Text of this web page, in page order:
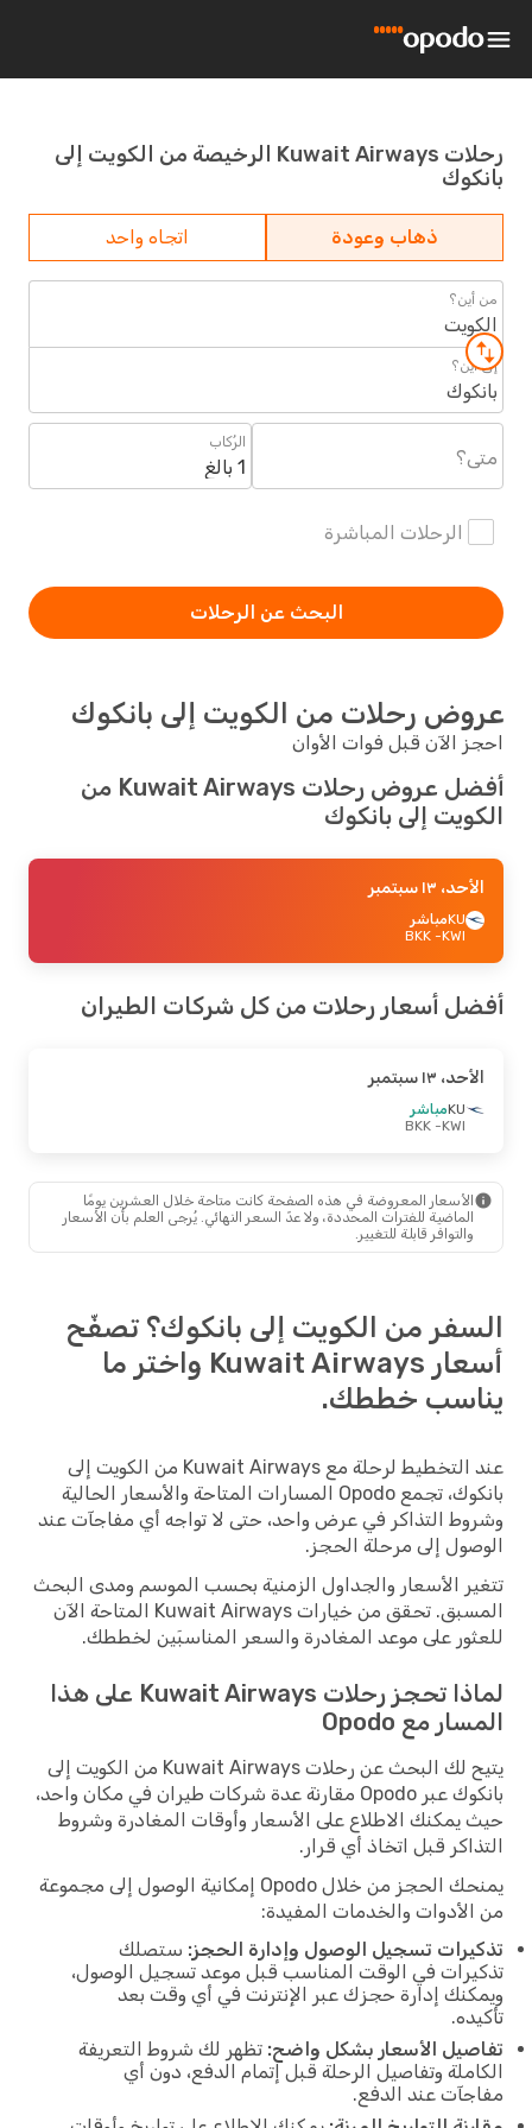
رحلات Kuwait Airways الرخيصة من الكويت إلى
بانكوك
ذهاب وعودة اتجاه واحد
من أين؟
الكويت
إلى أين؟
بانكوك
متى؟
الرُكاب
1 بالغ
الرحلات المباشرة
البحث عن الرحلات
عروض رحلات من الكويت إلى بانكوك
احجز الآن قبل فوات الأوان
أفضل عروض رحلات Kuwait Airways من
الكويت إلى بانكوك
الأحد، ١٣ سبتمبر
KUمباشر
KWI
- BKK
أفضل أسعار رحلات من كل شركات الطيران
الأحد، ١٣ سبتمبر
KUمباشر
KWI
- BKK
الأسعار المعروضة في هذه الصفحة كانت متاحة خلال العشرين يومًا
الماضية للفترات المحددة، ولا عدّ السعر النهائي. يُرجى العلم بأن الأسعار
والتوافر قابلة للتغيير.
السفر من الكويت إلى بانكوك؟ تصفّح
أسعار Kuwait Airways واختر ما
يناسب خططك.
عند التخطيط لرحلة مع Kuwait Airways من الكويت إلى
بانكوك، تجمع Opodo المسارات المتاحة والأسعار الحالية
وشروط التذاكر في عرض واحد، حتى لا تواجه أي مفاجآت عند
الوصول إلى مرحلة الحجز.
تتغير الأسعار والجداول الزمنية بحسب الموسم ومدى البحث
المسبق. تحقق من خيارات Kuwait Airways المتاحة الآن
للعثور على موعد المغادرة والسعر المناسبَين لخططك.
لماذا تحجز رحلات Kuwait Airways على هذا
المسار مع Opodo
يتيح لك البحث عن رحلات Kuwait Airways من الكويت إلى
بانكوك عبر Opodo مقارنة عدة شركات طيران في مكان واحد،
حيث يمكنك الاطلاع على الأسعار وأوقات المغادرة وشروط
التذاكر قبل اتخاذ أي قرار.
يمنحك الحجز من خلال Opodo إمكانية الوصول إلى مجموعة
من الأدوات والخدمات المفيدة:
تذكيرات تسجيل الوصول وإدارة الحجز: ستصلك
تذكيرات في الوقت المناسب قبل موعد تسجيل الوصول،
ويمكنك إدارة حجزك عبر الإنترنت في أي وقت بعد
تأكيده.
تفاصيل الأسعار بشكل واضح: تظهر لك شروط التعريفة
الكاملة وتفاصيل الرحلة قبل إتمام الدفع، دون أي
مفاجآت عند الدفع.